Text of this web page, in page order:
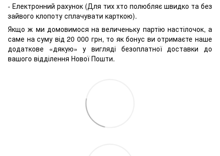
- Електронний рахунок (Для тих хто полюбляє швидко та без
зайвого клопоту сплачувати карткою).
Якщо ж ми домовимося на величеньку партію настілочок, а
саме на суму від 20 000 грн, то як бонус ви отримаєте наше
додаткове «дякую» у вигляді безоплатної доставки до
вашого відділення Нової Пошти.